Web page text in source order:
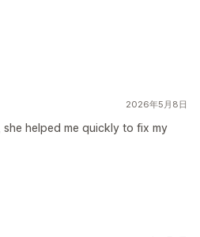
2026年5月8日
helped me quickly to fix my